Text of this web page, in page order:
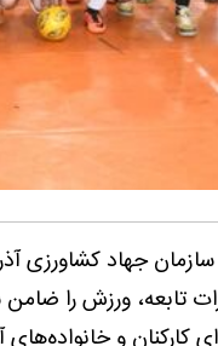
جهاد کشاورزی
تابعه، ورزش را